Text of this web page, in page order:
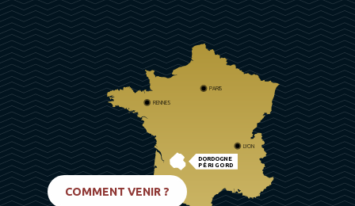
DORDOGNE
PÉRIGORD
PARIS
RENNES
LYON
COMMENT VENIR ?